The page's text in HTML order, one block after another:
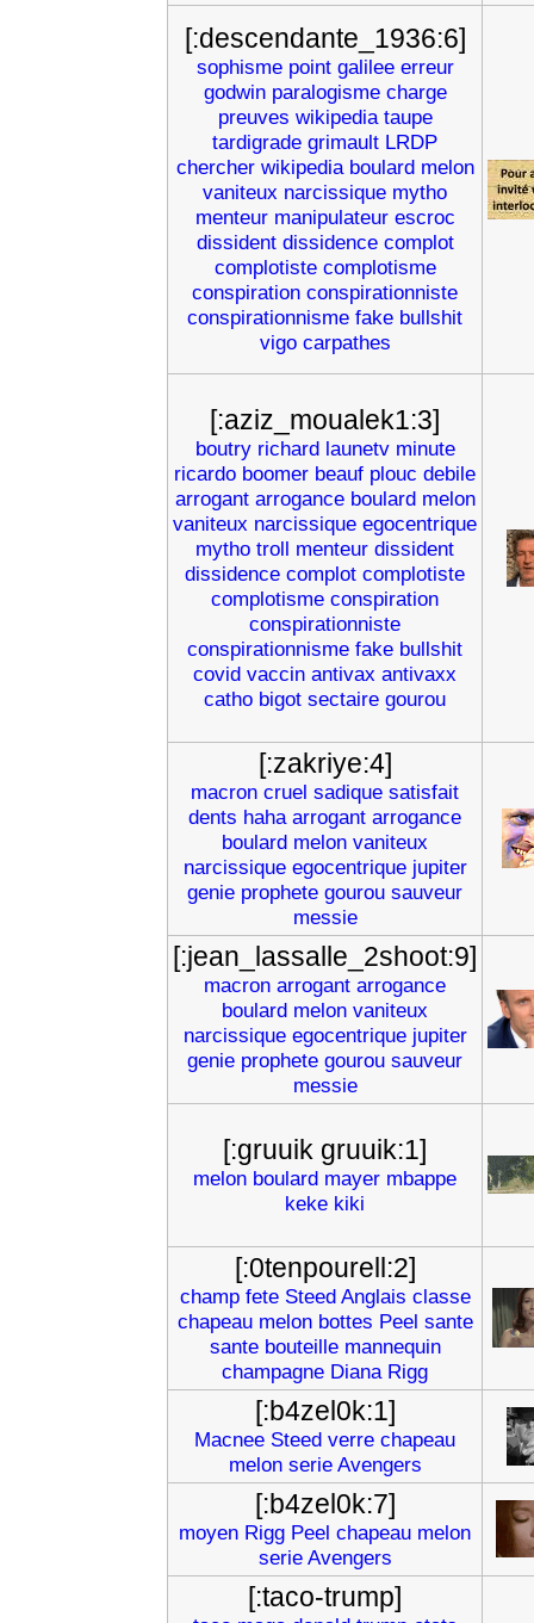
[:descendante_1936:6]
sophisme point galilee erreur
godwin paralogisme charge
preuves wikipedia taupe
tardigrade grimault LRDP
chercher wikipedia boulard melon
vaniteux narcissique mytho
menteur manipulateur escroc
dissident dissidence complot
complotiste complotisme
conspiration conspirationniste
conspirationnisme fake bullshit
vigo carpathes
[:aziz_moualek1:3]
boutry richard launetv minute
ricardo boomer beauf plouc debile
arrogant arrogance boulard melon
vaniteux narcissique egocentrique
mytho troll menteur dissident
dissidence complot complotiste
complotisme conspiration
conspirationniste
conspirationnisme fake bullshit
covid vaccin antivax antivaxx
catho bigot sectaire gourou
[:zakriye:4]
macron cruel sadique satisfait
dents haha arrogant arrogance
boulard melon vaniteux
narcissique egocentrique jupiter
genie prophete gourou sauveur
messie
[:jean_lassalle_2shoot:9]
macron arrogant arrogance
boulard melon vaniteux
narcissique egocentrique jupiter
genie prophete gourou sauveur
messie
[:gruuik gruuik:1]
melon boulard mayer mbappe
keke kiki
[:0tenpourell:2]
champ fete Steed Anglais classe
chapeau melon bottes Peel sante
sante bouteille mannequin
champagne Diana Rigg
[:b4zel0k:1]
Macnee Steed verre chapeau
melon serie Avengers
[:b4zel0k:7]
moyen Rigg Peel chapeau melon
serie Avengers
[:taco-trump]